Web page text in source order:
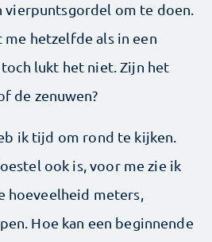
vierpuntsgordel om te doen.
hetzelfde als in een
lukt het niet. Zijn het
de zenuwen?
ik tijd om rond te kijken.
ook is, voor me zie ik
hoeveelheid meters,
Hoe kan een beginnende